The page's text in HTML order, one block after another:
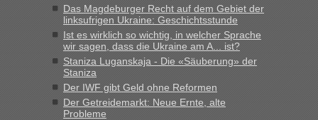
Das Magdeburger Recht auf dem Gebiet der
linksufrigen Ukraine: Geschichtsstunde
Ist es wirklich so wichtig, in welcher Sprache
wir sagen, dass die Ukraine am A... ist?
Staniza Luganskaja - Die «Säuberung» der
Staniza
Der IWF gibt Geld ohne Reformen
Der Getreidemarkt: Neue Ernte, alte
Probleme